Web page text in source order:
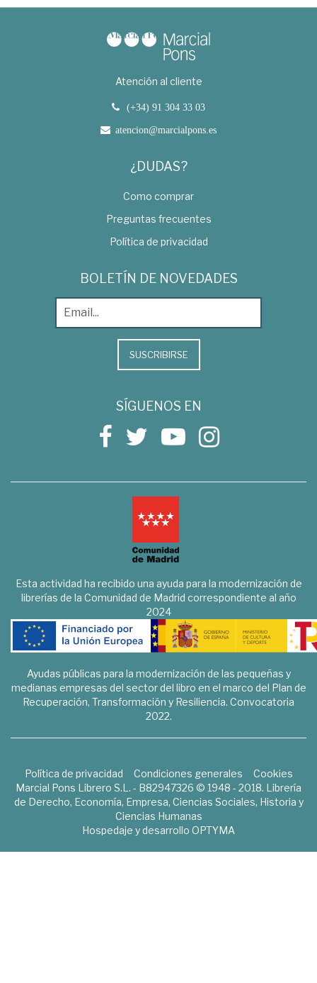
Atención al cliente
(+34) 91 304 33 03
atencion@marcialpons.es
¿DUDAS?
Como comprar
Preguntas frecuentes
Política de privacidad
BOLETÍN DE NOVEDADES
SUSCRIBIRSE
SÍGUENOS EN
Esta actividad ha recibido una ayuda para la modernización de
librerías de la Comunidad de Madrid correspondiente al año
2024
Ayudas públicas para la modernización de las pequeñas y
medianas empresas del sector del libro en el marco del Plan de
Recuperación, Transformación y Resiliencia. Convocatoria
2022.
Política de privacidad Condiciones generales
Cookies
Marcial Pons Librero S.L. - B82947326 © 1948 - 2018. Librería
de Derecho, Economía, Empresa, Ciencias Sociales, Historia y
Ciencias Humanas
Hospedaje y desarrollo OPTYMA